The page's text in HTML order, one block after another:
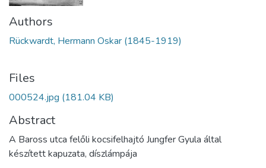
Authors
Rückwardt, Hermann Oskar (1845-1919)
Files
000524.jpg (181.04 KB)
Abstract
A Baross utca felőli kocsifelhajtó Jungfer Gyula által
készített kapuzata, díszlámpája